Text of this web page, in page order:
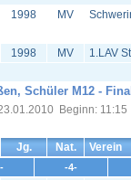
1998 MV
1998 MV 1.LAV
Schüler M12 -
Beginn: 11:15
Jg. Nat. Verein
-4-